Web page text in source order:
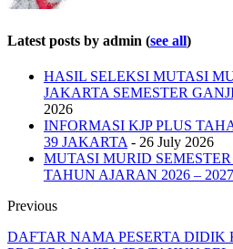
Latest posts by admin (see all)
HASIL SELEKSI MUTASI
JAKARTA SEMESTER
2026
INFORMASI KJP PLUS
39 JAKARTA - 26 July 2026
MUTASI MURID
TAHUN AJARAN 2026 – 2027
Previous
DAFTAR NAMA PESERTA